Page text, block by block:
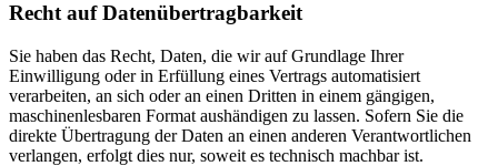
Recht auf Datenübertragbarkeit
Sie haben das Recht, Daten, die wir auf Grundlage Ihrer
Einwilligung oder in Erfüllung eines Vertrags automatisiert
verarbeiten, an sich oder an einen Dritten in einem gängigen,
maschinenlesbaren Format aushändigen zu lassen. Sofern Sie die
direkte Übertragung der Daten an einen anderen Verantwortlichen
verlangen, erfolgt dies nur, soweit es technisch machbar ist.